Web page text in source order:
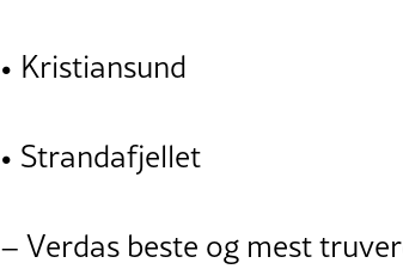
• Kristiansund
• Strandafjellet
– Verdas beste og mest